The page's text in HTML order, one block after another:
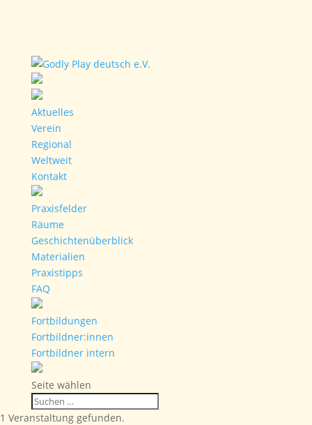
Aktuelles
Verein
Regional
Weltweit
Kontakt
Praxisfelder
Räume
Geschichtenüberblick
Materialien
Praxistipps
FAQ
Fortbildungen
Fortbildner:innen
Fortbildner intern
Seite wählen
1 Veranstaltung gefunden.